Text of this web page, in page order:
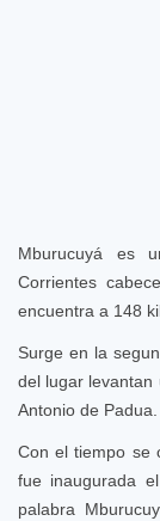
Mburucuyá es
Corrientes
encuentra a 148
Surge en la
del lugar levantan
Antonio de Padua.
Con el tiempo se
fue inaugurada
palabra